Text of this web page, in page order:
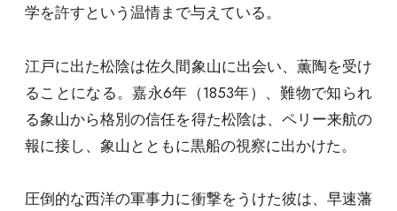
学を許すという温情まで与えている。
江戸に出た松陰は佐久間象山に出会い、薫陶を受け
ることになる。嘉永6年（1853年）、難物で知られ
る象山から格別の信任を得た松陰は、ペリー来航の
報に接し、象山とともに黒船の視察に出かけた。
圧倒的な西洋の軍事力に衝撃をうけた彼は、早速藩